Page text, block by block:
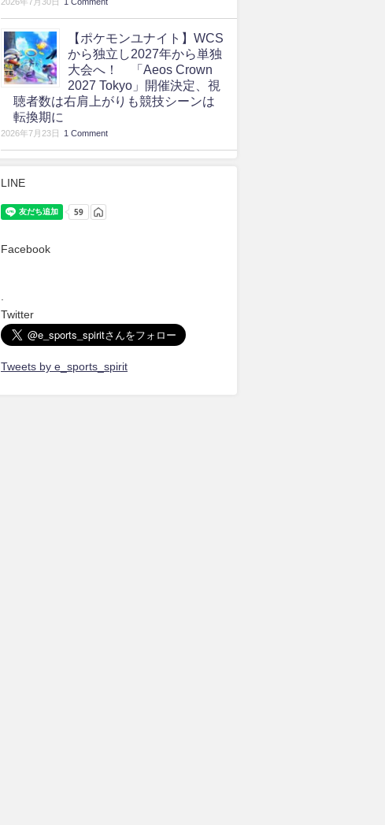
【ポケモンユナイト】WCS
から独立し2027年から単独
大会へ！ 「Aeos Crown
2027 Tokyo」開催決定、視
聴者数は右肩上がりも競技シーンは
転換期に
2026年7月23日 1 Comment
LINE
Facebook
Twitter
Tweets by e_sports_spirit